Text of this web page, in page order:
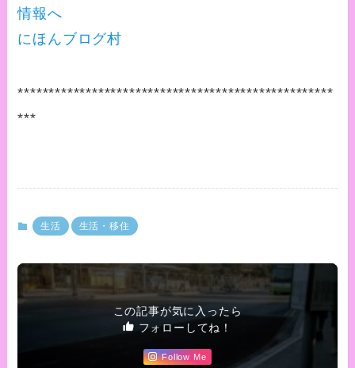
にほんブログ村
***************************************************
***
生活 生活・移住
この記事が気に入ったら
フォローしてね！
Follow Me